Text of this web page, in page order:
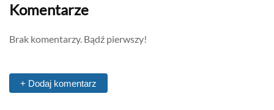
Komentarze
Brak komentarzy. Bądź pierwszy!
+ Dodaj komentarz